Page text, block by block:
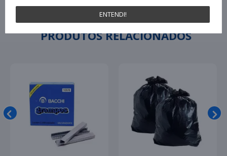
Paulimaq
PRODUTOS RELACIONADOS
ENTENDI!